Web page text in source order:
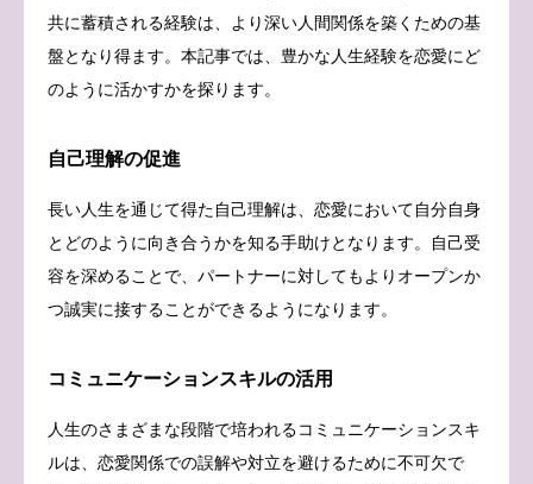
共に蓄積される経験は、より深い人間関係を築くための基
盤となり得ます。本記事では、豊かな人生経験を恋愛にど
のように活かすかを探ります。
自己理解の促進
長い人生を通じて得た自己理解は、恋愛において自分自身
とどのように向き合うかを知る手助けとなります。自己受
容を深めることで、パートナーに対してもよりオープンか
つ誠実に接することができるようになります。
コミュニケーションスキルの活用
人生のさまざまな段階で培われるコミュニケーションスキ
ルは、恋愛関係での誤解や対立を避けるために不可欠で